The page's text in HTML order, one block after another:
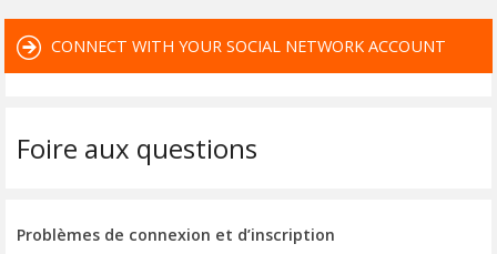
CONNECT WITH YOUR SOCIAL NETWORK ACCOUNT
Foire aux questions
Problèmes de connexion et d’inscription